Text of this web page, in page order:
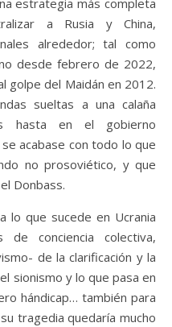
estrategia más completa
a Rusia y China,
alrededor; tal como
desde febrero de 2022,
golpe del Maidán en 2012.
sueltas a una calaña
hasta en el gobierno
acabase con todo lo que
no prosoviético, y que
Donbass.
lo que sucede en Ucrania
conciencia colectiva,
de la clarificación y la
sionismo y lo que pasa en
hándicap… también para
tragedia quedaría mucho